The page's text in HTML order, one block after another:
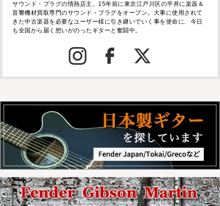
サウンド・プラグの情熱店主。15年前に東京江戸川区の平井に楽器＆
音響機材買取専門のサウンド・プラグをオープン。大事に使用されて
きた中古楽器を必要なユーザー様に引き継いでいく事を使命に、今日
も全国から届く想いがのったギターと奮闘中。